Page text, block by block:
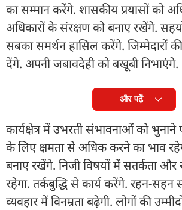
का सम्मान करेंगे. शासकीय प्रयासों को
अधिकारों के संरक्षण को बनाए रखेंगे.
सबका समर्थन हासिल करेंगे. जिम्मेदारों
देंगे. अपनी जबावदेही को बखूबी निभाएंगे.
और पढ़ें
कार्यक्षेत्र में उभरती संभावनाओं को भुनाने
के लिए क्षमता से अधिक करने का भाव
बनाए रखेंगे. निजी विषयों में सतर्कता और
रहेगा. तर्कबुद्धि से कार्य करेंगे. रहन-
व्यवहार में विनम्रता बढ़ेगी. लोगों की